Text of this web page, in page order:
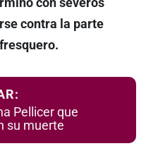
con severos
contra la parte
Pellicer que
su muerte